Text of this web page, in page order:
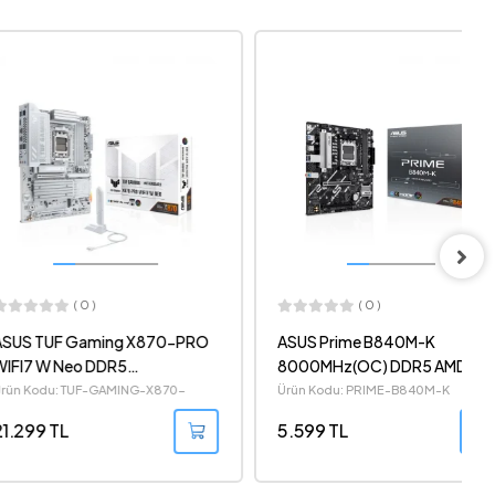
( 0 )
Gaming X870-PRO
DDR5
AMD Soket AM5
GAMING-X870-
NEO
( 0 )
ASUS Prime B840M-K
8000MHz(OC) DDR5 AMD
Soket AM5 ATX Anakart
Ürün Kodu: PRIME-B840M-K
5.599 TL